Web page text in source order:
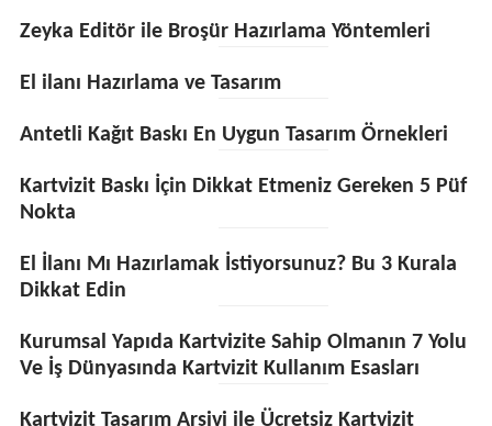
Zeyka Editör ile Broşür Hazırlama Yöntemleri
El ilanı Hazırlama ve Tasarım
Antetli Kağıt Baskı En Uygun Tasarım Örnekleri
Kartvizit Baskı İçin Dikkat Etmeniz Gereken 5 Püf
Nokta
El İlanı Mı Hazırlamak İstiyorsunuz? Bu 3 Kurala
Dikkat Edin
Kurumsal Yapıda Kartvizite Sahip Olmanın 7 Yolu
Ve İş Dünyasında Kartvizit Kullanım Esasları
Kartvizit Tasarım Arşivi ile Ücretsiz Kartvizit